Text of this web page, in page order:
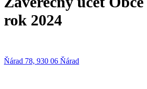
rok 2024
Ňárad 78, 930 06 Ňárad